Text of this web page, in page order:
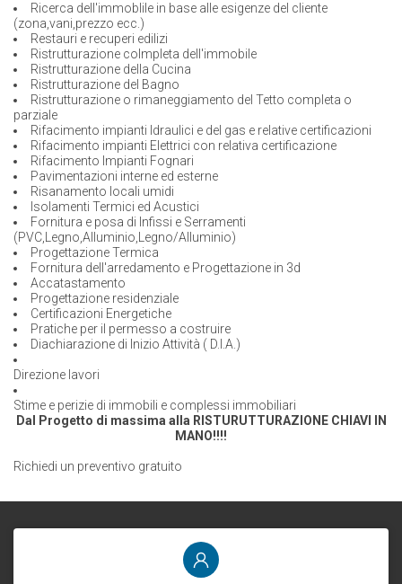
Ricerca dell'immoblile in base alle esigenze del cliente
(zona,vani,prezzo ecc.)
Restauri e recuperi edilizi
Ristrutturazione colmpleta dell'immobile
Ristrutturazione della Cucina
Ristrutturazione del Bagno
Ristrutturazione o rimaneggiamento del Tetto completa o
parziale
Rifacimento impianti Idraulici e del gas e relative certificazioni
Rifacimento impianti Elettrici con relativa certificazione
Rifacimento Impianti Fognari
Pavimentazioni interne ed esterne
Risanamento locali umidi
Isolamenti Termici ed Acustici
Fornitura e posa di Infissi e Serramenti
(PVC,Legno,Alluminio,Legno/Alluminio)
Progettazione Termica
Fornitura dell'arredamento e Progettazione in 3d
Accatastamento
Progettazione residenziale
Certificazioni Energetiche
Pratiche per il permesso a costruire
Diachiarazione di Inizio Attività ( D.I.A.)
Direzione lavori
Stime e perizie di immobili e complessi immobiliari
Dal Progetto di massima alla RISTURUTTURAZIONE CHIAVI IN
MANO!!!!
Richiedi un preventivo gratuito